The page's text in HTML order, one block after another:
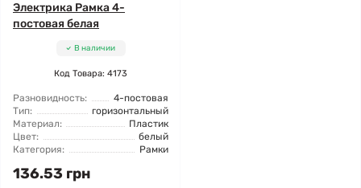
Электрика Рамка 4-
постовая белая
В наличии
Код Товара: 4173
Разновидность:
4-постовая
Тип:
горизонтальный
Материал:
Пластик
Цвет:
белый
Категория:
Рамки
136.53 грн